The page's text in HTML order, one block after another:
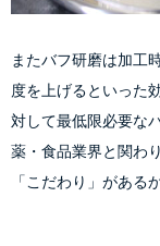
またバフ研磨は加工
度を上げるといった
対して最低限必要な
薬・食品業界と関わ